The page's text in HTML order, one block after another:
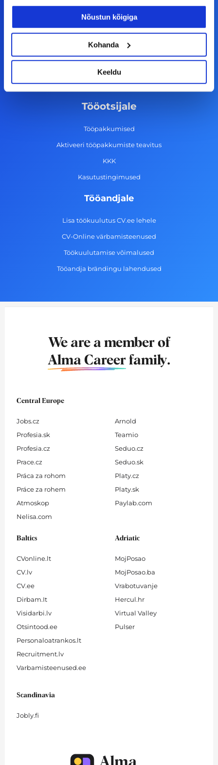
Nõustun kõigiga
Kohanda
Keeldu
F
c
b
-
I
n
s
t
a
g
a
m
L
n
e
d
n
Y
u
u
© Alma Career Estonia OÜ
Tööotsijale
Tööpakkumised
Aktiveeri tööpakkumiste teavitus
KKK
Kasutustingimused
Tööandjale
Lisa töökuulutus CV.ee lehele
CV-Online värbamisteenused
Töökuulutamise võimalused
Tööandja brändingu lahendused
We are a member of
Alma Career family.
Central Europe
Jobs.cz
Profesia.sk
Profesia.cz
Prace.cz
Práca za rohom
Práce za rohem
Atmoskop
Nelisa.com
Arnold
Teamio
Seduo.cz
Seduo.sk
Platy.cz
Platy.sk
Paylab.com
Baltics
CVonline.lt
CV.lv
CV.ee
Dirbam.It
Visidarbi.lv
Otsintood.ee
Personaloatrankos.lt
Recruitment.lv
Varbamisteenused.ee
Adriatic
MojPosao
MojPosao.ba
Vrabotuvanje
Hercul.hr
Virtual Valley
Pulser
Scandinavia
Jobly.fi